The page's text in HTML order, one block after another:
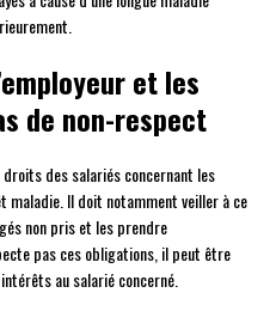
et les
de non-respect
des salariés concernant les
maladie. Il doit notamment veiller à ce
non pris et les prendre
pas ces obligations, il peut être
au salarié concerné.